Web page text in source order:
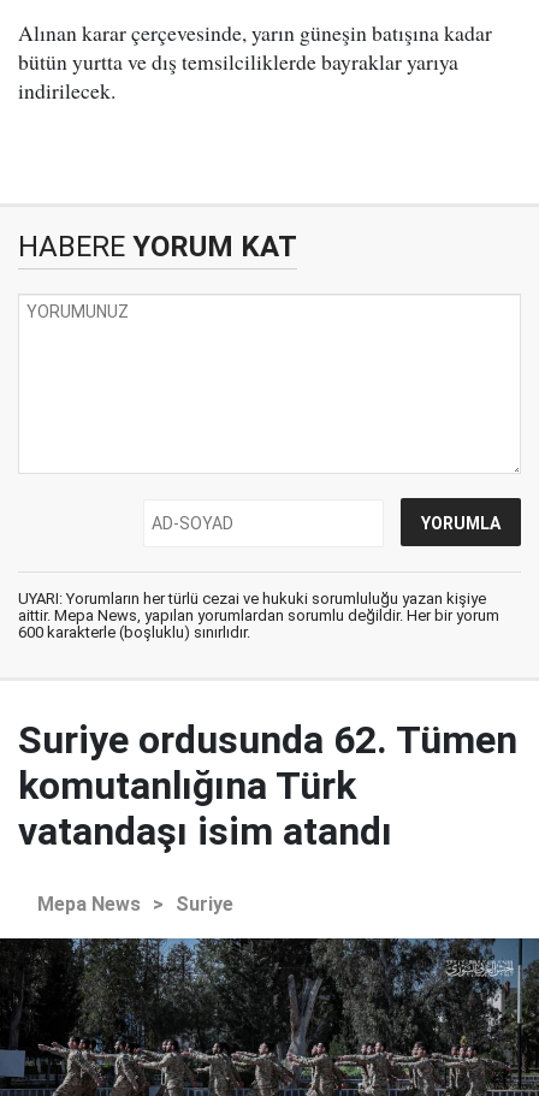
Alınan karar çerçevesinde, yarın güneşin batışına kadar
bütün yurtta ve dış temsilciliklerde bayraklar yarıya
indirilecek.
HABERE YORUM KAT
UYARI: Yorumların her türlü cezai ve hukuki sorumluluğu yazan kişiye
aittir. Mepa News, yapılan yorumlardan sorumlu değildir. Her bir yorum
600 karakterle (boşluklu) sınırlıdır.
Suriye ordusunda 62. Tümen
komutanlığına Türk
vatandaşı isim atandı
Mepa News > Suriye